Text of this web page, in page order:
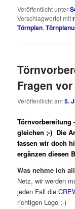
Veröffentlicht unter
Verschlagwortet mit
Törnplan,
Fragen
Veröffentlicht am5.
gleichen ;-) Die
fassen wir doch
ergänzen diesen
Was nehme ich
Netz, wir werden
jeden Fall die
richtigen Logo ;-)